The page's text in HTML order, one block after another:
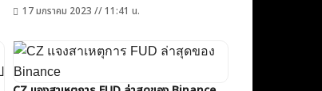
17 มกราคม 2023 // 11:41 น.